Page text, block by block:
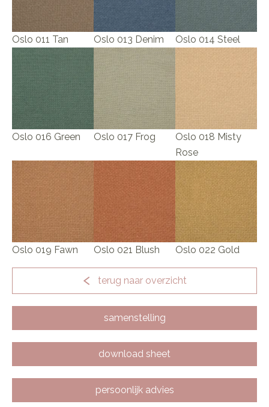
Oslo 011 Tan Oslo 013 Denim Oslo 014 Steel
Oslo 016 Green Oslo 017 Frog
Oslo 018 Misty
Rose
Oslo 019 Fawn Oslo 021 Blush Oslo 022 Gold
terug naar overzicht
samenstelling
download sheet
persoonlijk advies